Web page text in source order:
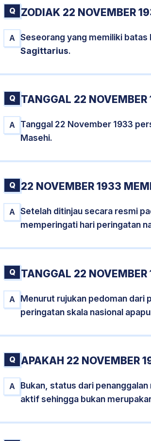
Q ZODIAK 22 NOVEMBER
A Seseorang yang memiliki
Sagittarius.
Q TANGGAL 22 NOVEMBER
A Tanggal 22 November 1933
Masehi.
Q 22 NOVEMBER 1933
A Setelah ditinjau secara resmi
memperingati hari peringatan
Q TANGGAL 22
A
Menurut rujukan pedoman dari
peringatan skala nasional
Q APAKAH 22 NOVEMBER
A
Bukan, status dari
aktif sehingga bukan